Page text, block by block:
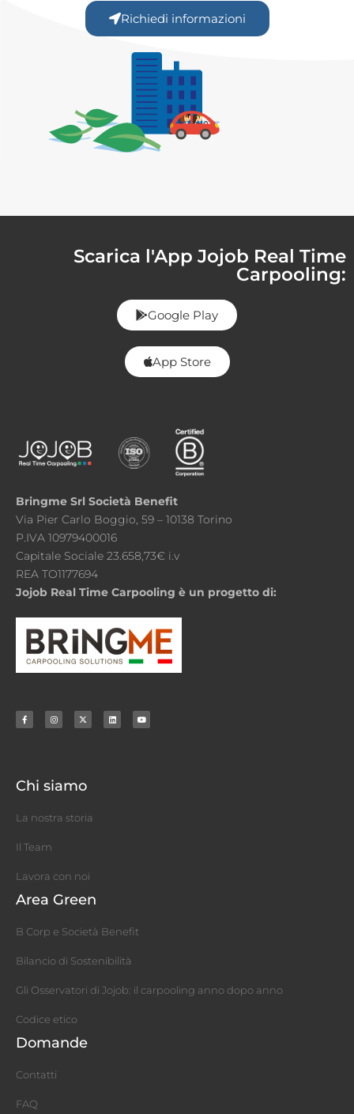
Richiedi informazioni
Scarica l'App Jojob Real Time
Carpooling:
Google Play
App Store
Bringme Srl Società Benefit
Via Pier Carlo Boggio, 59 – 10138 Torino
P.IVA 10979400016
Capitale Sociale 23.658,73€ i.v
REA TO1177694
Jojob Real Time Carpooling è un progetto di:
Chi siamo
La nostra storia
Il Team
Lavora con noi
Area Green
B Corp e Società Benefit
Bilancio di Sostenibilità
Gli Osservatori di Jojob: il carpooling anno dopo anno
Codice etico
Domande
Contatti
FAQ